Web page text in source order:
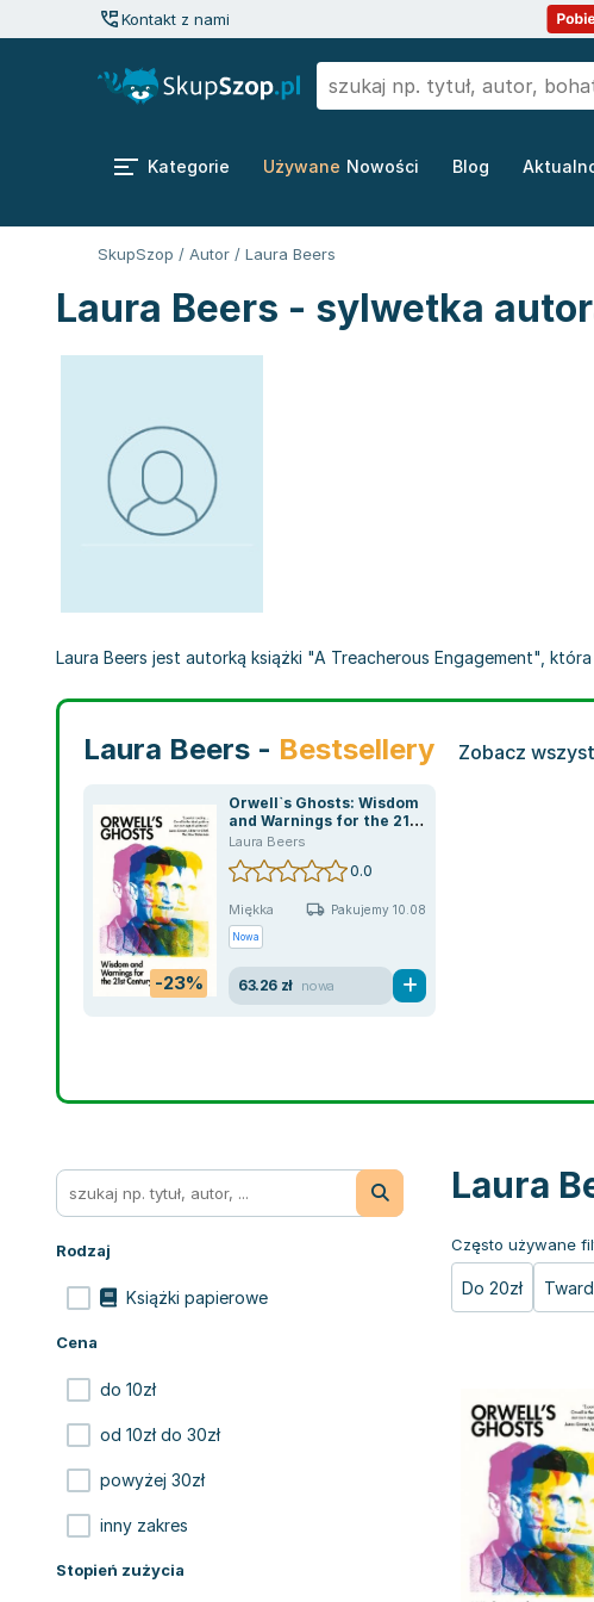
Kontakt z nami
Kategorie Używane Nowości Blog
SkupSzop / Autor / Laura Beers
Laura Beers - sylwetka
Laura Beers jest autorką książki "A Treacherous Engagement",
Laura Beers - Bestsellery Zobacz
-23%
Orwell`s Ghosts: Wisdom
and Warnings for the 21st
Century
Laura Beers
0.0
Miękka Pakujemy 10.08
Nowa
63.26 zł nowa
Rodzaj
Książki papierowe
Cena
do 10zł
od 10zł do 30zł
powyżej 30zł
inny zakres
Stopień zużycia
Laura
Często używane
Do 20zł